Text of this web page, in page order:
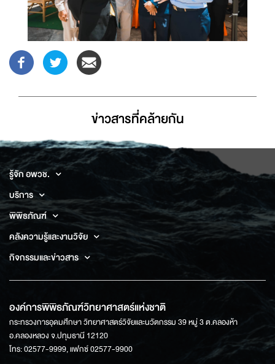
ข่าวสารที่่คล้ายกัน
รู้จัก อพวช.
บริการ
พิพิธภัณฑ์
คลังความรู้และงานวิจัย
กิจกรรมและข่าวสาร
องค์การพิพิธภัณฑ์วิทยาศาสตร์แห่งชาติ
กระทรวงการอุดมศึกษา วิทยาศาสตร์วิจัยและนวัตกรรม 39 หมู่ 3 ต.คลองห้า
อ.คลองหลวง จ.ปทุมธานี 12120
โทร: 02577-9999, แฟกซ์ 02577-9900